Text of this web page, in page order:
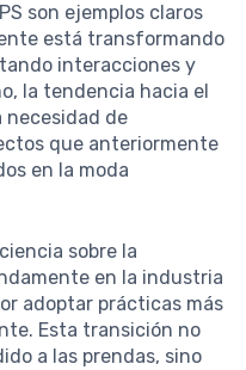
son ejemplos claros
está transformando
interacciones y
la tendencia hacia el
necesidad de
que anteriormente
en la moda
sobre la
en la industria
adoptar prácticas más
Esta transición no
a las prendas, sino